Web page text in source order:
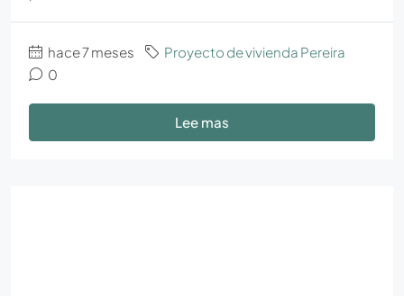
hace 7 meses
Proyecto de vivienda Pereira
0
Lee mas